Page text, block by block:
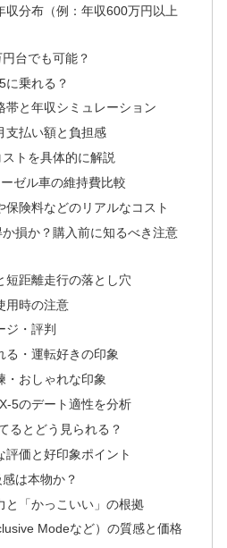
収分布（例：年収600万円以上
台でも可能？
に乗れる？
帯と年収シミュレーション
支払い額と負担感
トを具体的に解説
ゼル車の維持費比較
保険料などのリアルなコスト
損か？購入前に知るべき注意
短距離走行の落とし穴
用時の注意
ジ・評判
る・運転好きの印象
・おしゃれな印象
5のデート適性を分析
るとどう見られる？
評価と好印象ポイント
は本物か？
と「かっこいい」の根拠
Modeなど）の質感と価格